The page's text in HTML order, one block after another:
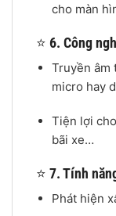
cho màn
⭐ 6. Công
Truyền âm
micro hay
Tiện lợi
bãi xe…
⭐ 7. Tính
Phát hiện